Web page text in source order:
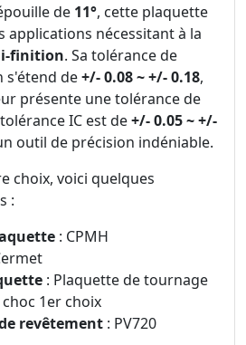
de 11°, cette plaquette
applications nécessitant à la
finition. Sa tolérance de
s'étend de+/- 0.08 ~ +/- 0.18,
présente une tolérance de
IC est de+/- 0.05 ~ +/-
outil de précision indéniable.
choix, voici quelques
:
: CPMH
: Plaquette de tournage
choc 1er choix
revêtement : PV720